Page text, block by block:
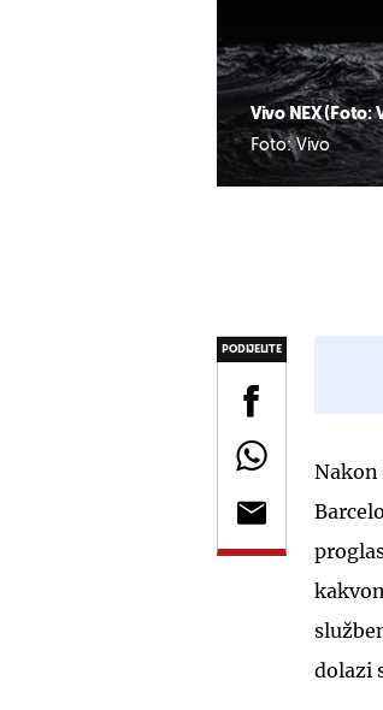
Vivo NEX (Foto:
Foto: Vivo
PODIJELITE
Nakon
dolazi